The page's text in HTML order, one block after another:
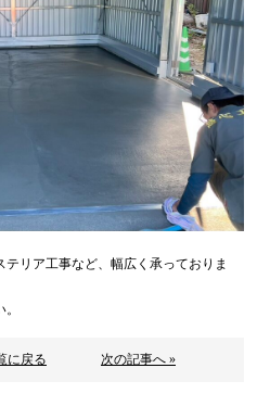
リア工事など、幅広く承っておりま
に戻る 次の記事へ »